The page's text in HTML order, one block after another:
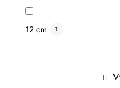
12 cm 1